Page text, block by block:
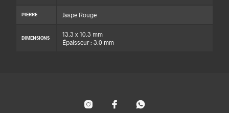
PIERRE Jaspe Rouge
DIMENSIONS
13.3 x 10.3 mm
Épaisseur : 3.0 mm